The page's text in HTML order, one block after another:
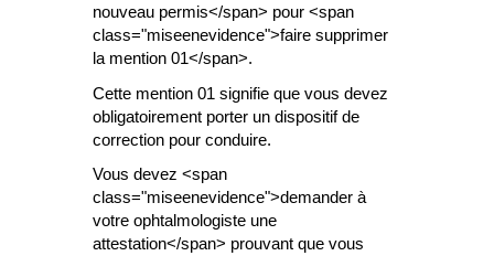
nouveau permis</span> pour <span
class="miseenevidence">faire supprimer
la mention 01</span>.
Cette mention 01 signifie que vous devez
obligatoirement porter un dispositif de
correction pour conduire.
Vous devez <span
class="miseenevidence">demander à
votre ophtalmologiste une
attestation</span> prouvant que vous